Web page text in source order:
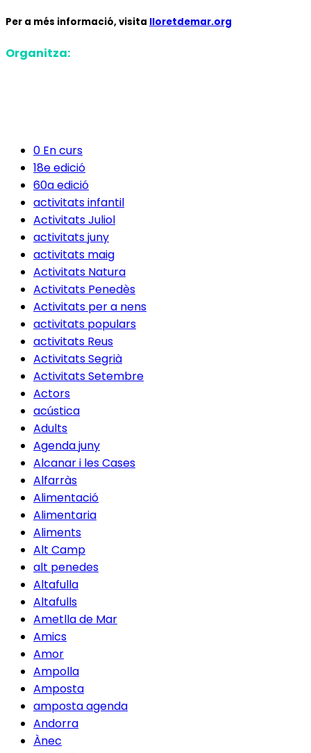
Per a més informació, visita lloretdemar.org
Organitza:
0 En curs
18e edició
60a edició
activitats infantil
Activitats Juliol
activitats juny
activitats maig
Activitats Natura
Activitats Penedès
Activitats per a nens
activitats populars
activitats Reus
Activitats Segrià
Activitats Setembre
Actors
acústica
Adults
Agenda juny
Alcanar i les Cases
Alfarràs
Alimentació
Alimentaria
Aliments
Alt Camp
alt penedes
Altafulla
Altafulls
Ametlla de Mar
Amics
Amor
Ampolla
Amposta
amposta agenda
Andorra
Ànec